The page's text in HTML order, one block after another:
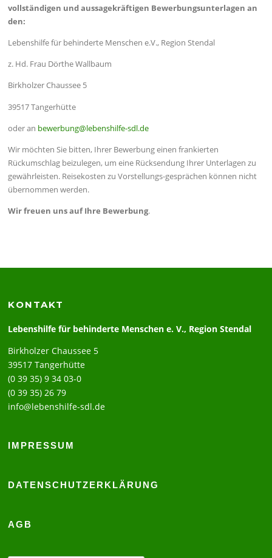
vollständigen und aussagekräftigen Bewerbungsunterlagen an
den:
Lebenshilfe für behinderte Menschen e.V., Region Stendal
z. Hd. Frau Dörthe Wallbaum
Birkholzer Chaussee 5
39517 Tangerhütte
oder an bewerbung@lebenshilfe-sdl.de
Wir möchten Sie bitten, Ihrer Bewerbung einen frankierten
Rückumschlag beizulegen, um eine Rücksendung Ihrer Unterlagen zu
gewährleisten. Reisekosten zu Vorstellungs-gesprächen können nicht
übernommen werden.
Wir freuen uns auf Ihre Bewerbung.
KONTAKT
Lebenshilfe für behinderte Menschen e. V., Region Stendal
Birkholzer Chaussee 5
39517 Tangerhütte
(0 39 35) 9 34 03-0
(0 39 35) 26 79
info@lebenshilfe-sdl.de
IMPRESSUM
DATENSCHUTZERKLÄRUNG
AGB